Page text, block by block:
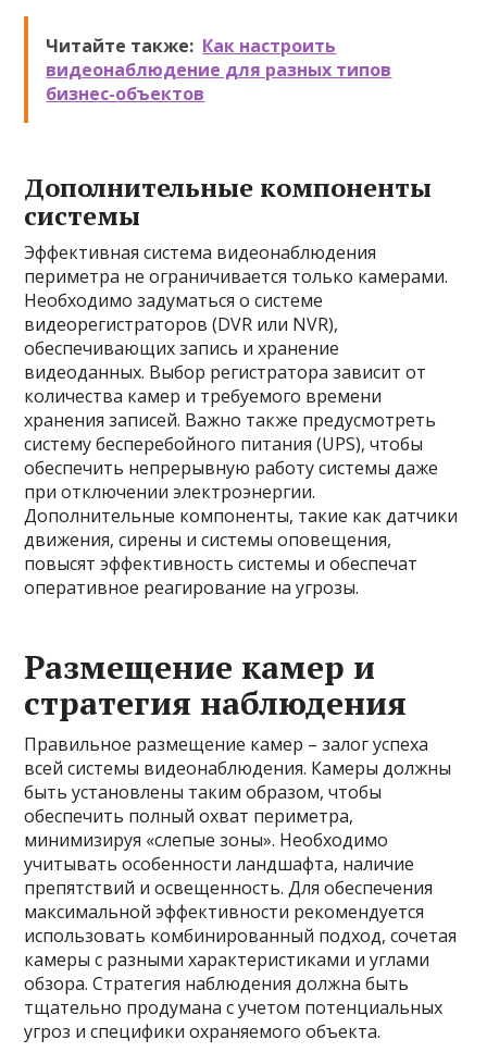
Читайте также: Как настроить
видеонаблюдение для разных типов
бизнес-объектов
Дополнительные компоненты
системы
Эффективная система видеонаблюдения
периметра не ограничивается только камерами.
Необходимо задуматься о системе
видеорегистраторов (DVR или NVR),
обеспечивающих запись и хранение
видеоданных. Выбор регистратора зависит от
количества камер и требуемого времени
хранения записей. Важно также предусмотреть
систему бесперебойного питания (UPS), чтобы
обеспечить непрерывную работу системы даже
при отключении электроэнергии.
Дополнительные компоненты, такие как датчики
движения, сирены и системы оповещения,
повысят эффективность системы и обеспечат
оперативное реагирование на угрозы.
Размещение камер и
стратегия наблюдения
Правильное размещение камер – залог успеха
всей системы видеонаблюдения. Камеры должны
быть установлены таким образом, чтобы
обеспечить полный охват периметра,
минимизируя «слепые зоны». Необходимо
учитывать особенности ландшафта, наличие
препятствий и освещенность. Для обеспечения
максимальной эффективности рекомендуется
использовать комбинированный подход, сочетая
камеры с разными характеристиками и углами
обзора. Стратегия наблюдения должна быть
тщательно продумана с учетом потенциальных
угроз и специфики охраняемого объекта.